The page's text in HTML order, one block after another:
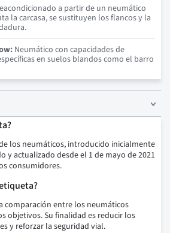
a partir de un neumático
la carcasa, se sustituyen los flancos y la
Neumático con capacidades de
en suelos blandos como el barro
los neumáticos, introducido inicialmente
y actualizado desde el 1 de mayo de 2021
consumidores.
comparación entre los neumáticos
objetivos. Su finalidad es reducir los
y reforzar la seguridad vial.